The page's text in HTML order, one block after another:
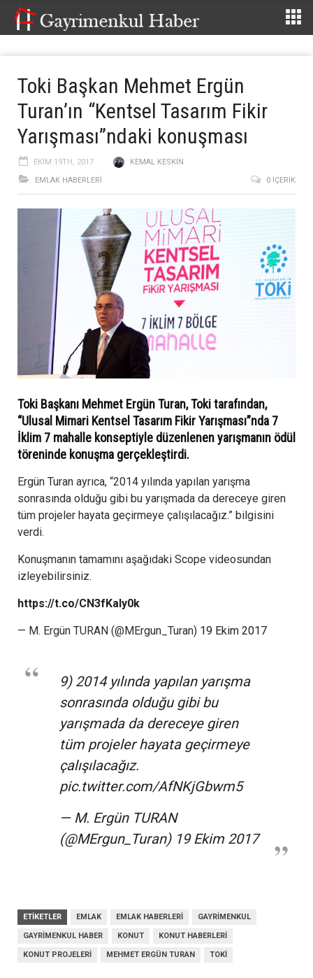
Toki Başkan Mehmet Ergün
Turan’ın “Kentsel Tasarım Fikir
Yarışması”ndaki konuşması
EKIM 19TH, 2017
KEMAL KESKIN
EMLAK HABERLERI
0 İÇERIK
Toki Başkanı Mehmet Ergün Turan, Toki tarafından,
“Ulusal Mimari Kentsel Tasarım Fikir Yarışması”nda 7
İklim 7 mahalle konseptiyle düzenlenen yarışmanın ödül
töreninde konuşma gerçekleştirdi.
Ergün Turan ayrıca, “2014 yılında yapılan yarışma
sonrasında olduğu gibi bu yarışmada da dereceye giren
tüm projeler hayata geçirmeye çalışılacağız.” bilgisini
verdi.
Konuşmanın tamamını aşağıdaki Scope videosundan
izleyebilirsiniz.
https://t.co/CN3fKaIy0k
— M. Ergün TURAN (@MErgun_Turan) 19 Ekim 2017
9) 2014 yılında yapılan yarışma
sonrasında olduğu gibi bu
yarışmada da dereceye giren
tüm projeler hayata geçirmeye
çalışılacağız.
pic.twitter.com/AfNKjGbwm5
— M. Ergün TURAN
(@MErgun_Turan) 19 Ekim 2017
ETIKETLER EMLAK EMLAK HABERLERI GAYRIMENKUL
GAYRIMENKUL HABER KONUT KONUT HABERLERI
KONUT PROJELERI MEHMET ERGÜN TURAN TOKI